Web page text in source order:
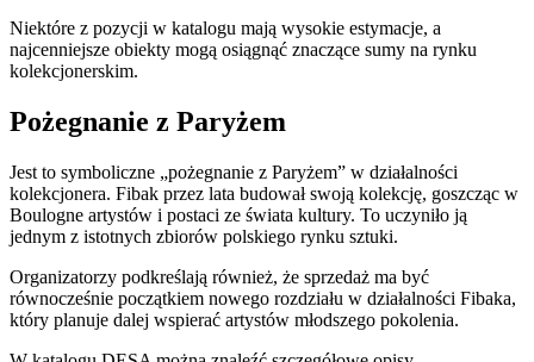
Niektóre z pozycji w katalogu mają wysokie estymacje, a
najcenniejsze obiekty mogą osiągnąć znaczące sumy na rynku
kolekcjonerskim.
Pożegnanie z Paryżem
Jest to symboliczne „pożegnanie z Paryżem” w działalności
kolekcjonera. Fibak przez lata budował swoją kolekcję, goszcząc w
Boulogne artystów i postaci ze świata kultury. To uczyniło ją
jednym z istotnych zbiorów polskiego rynku sztuki.
Organizatorzy podkreślają również, że sprzedaż ma być
równocześnie początkiem nowego rozdziału w działalności Fibaka,
który planuje dalej wspierać artystów młodszego pokolenia.